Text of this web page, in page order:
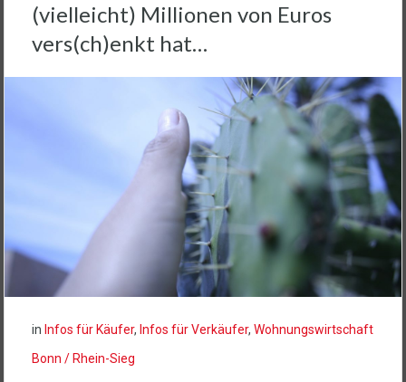
(vielleicht) Millionen von Euros
vers(ch)enkt hat…
in Infos für Käufer, Infos für Verkäufer, Wohnungswirtschaft
Bonn / Rhein-Sieg